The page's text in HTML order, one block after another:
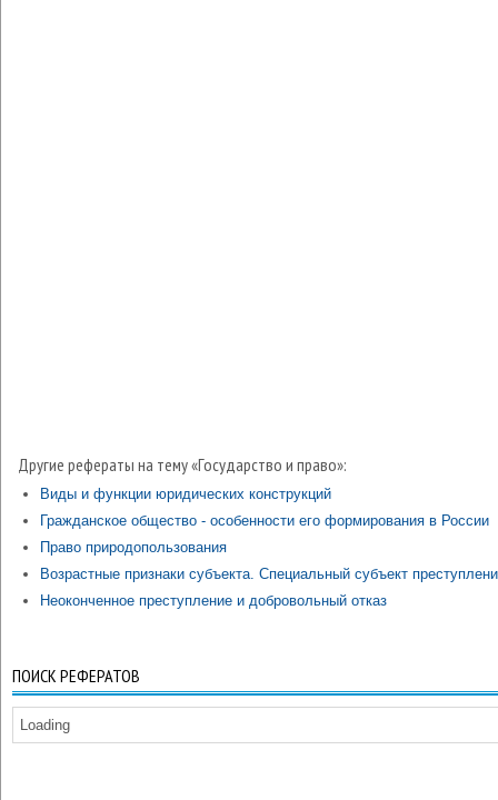
Другие рефераты на тему «Государство и право»:
Виды и функции юридических конструкций
Гражданское общество - особенности его формирования в России
Право природопользования
Возрастные признаки субъекта. Специальный субъект
Неоконченное преступление и добровольный отказ
ПОИСК РЕФЕРАТОВ
Loading